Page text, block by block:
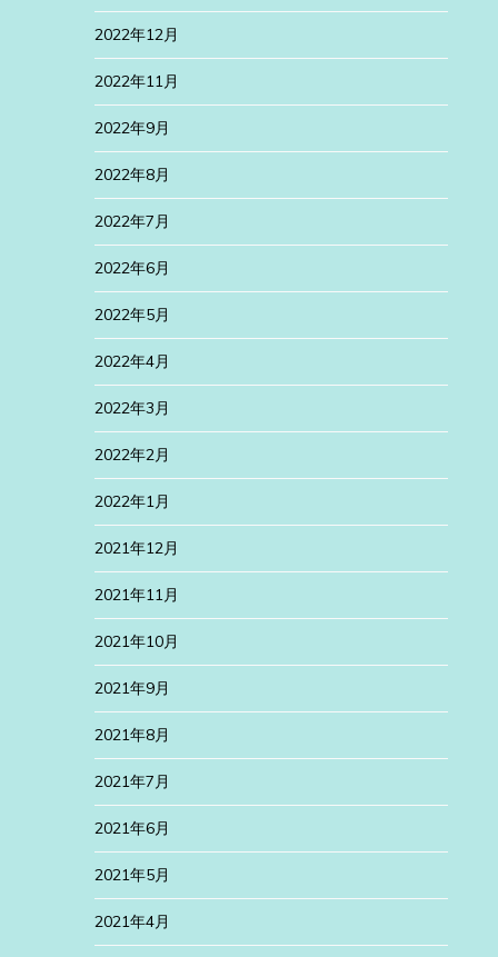
2022年12月
2022年11月
2022年9月
2022年8月
2022年7月
2022年6月
2022年5月
2022年4月
2022年3月
2022年2月
2022年1月
2021年12月
2021年11月
2021年10月
2021年9月
2021年8月
2021年7月
2021年6月
2021年5月
2021年4月